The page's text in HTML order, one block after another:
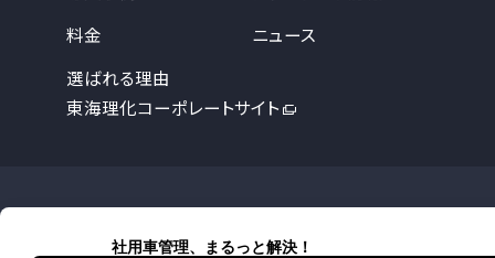
料金
ニュース
選ばれる理由
東海理化コーポレートサイト
詳しくはお役立ち資料をご覧いただく